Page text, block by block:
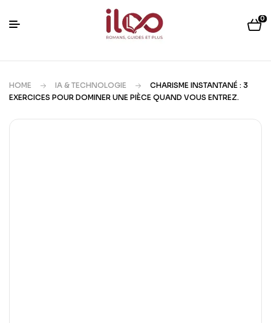
0
HOME IA & TECHNOLOGIE
CHARISME INSTANTANÉ : 3
EXERCICES POUR DOMINER UNE PIÈCE QUAND VOUS ENTREZ.